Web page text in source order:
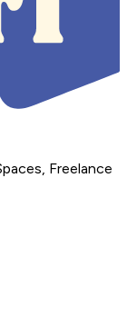
Freelance